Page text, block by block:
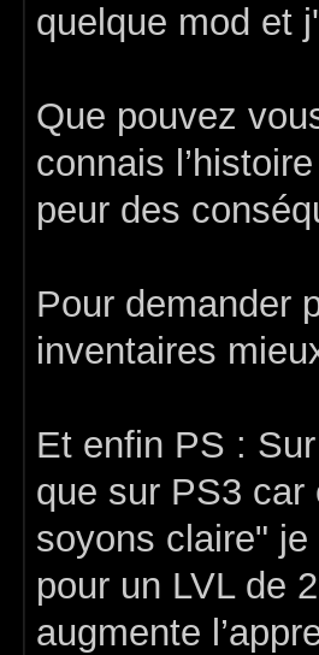
quelque mod et
Que pouvez
connais
peur des
Pour demander
inventaires
Et enfin PS :
que sur PS3
soyons claire"
pour un LVL de
augmente